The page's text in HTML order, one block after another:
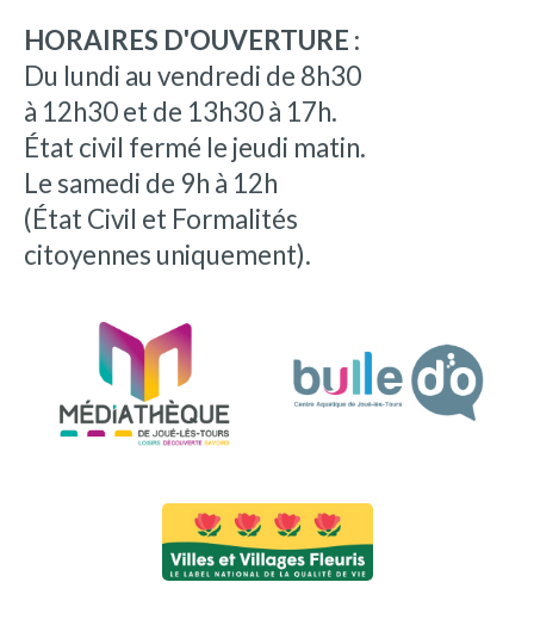
HORAIRES D'OUVERTURE :
Du lundi au vendredi de 8h30
à 12h30 et de 13h30 à 17h.
État civil fermé le jeudi matin.
Le samedi de 9h à 12h
(État Civil et Formalités
citoyennes uniquement).